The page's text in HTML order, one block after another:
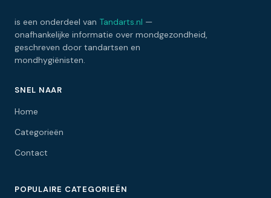
is een onderdeel van Tandarts.nl —
onafhankelijke informatie over mondgezondheid,
geschreven door tandartsen en
mondhygiënisten.
SNEL NAAR
Home
Categorieën
Contact
POPULAIRE CATEGORIEËN